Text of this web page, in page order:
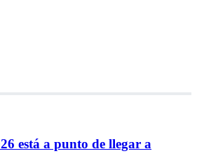
está a punto de llegar a